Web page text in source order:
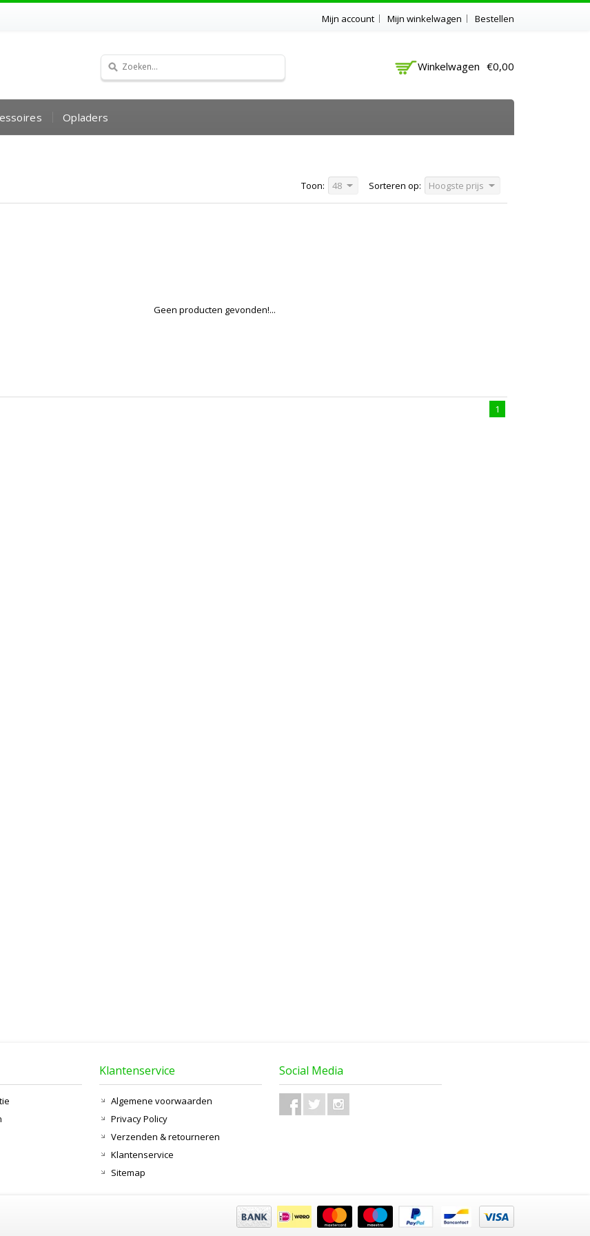
Mijn account Mijn winkelwagen Bestellen
Winkelwagen €0,00
Opladers
Sorteren op: Hoogste prijs
Toon: 48
Geen producten gevonden!...
1
Klantenservice
Algemene voorwaarden
Privacy Policy
Verzenden & retourneren
Klantenservice
Sitemap
Social Media